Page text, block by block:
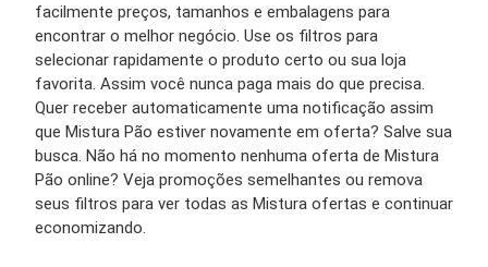
facilmente preços, tamanhos e embalagens para
encontrar o melhor negócio. Use os filtros para
selecionar rapidamente o produto certo ou sua loja
favorita. Assim você nunca paga mais do que precisa.
Quer receber automaticamente uma notificação assim
que Mistura Pão estiver novamente em oferta? Salve sua
busca. Não há no momento nenhuma oferta de Mistura
Pão online? Veja promoções semelhantes ou remova
seus filtros para ver todas as Mistura ofertas e continuar
economizando.